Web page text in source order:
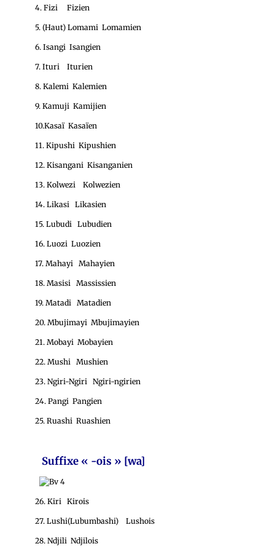
4. Fizi Fizien
5. (Haut) Lomami Lomamien
6. Isangi Isangien
7. Ituri Iturien
8. Kalemi Kalemien
9. Kamuji Kamijien
10.Kasaï Kasaïen
11. Kipushi Kipushien
12. Kisangani Kisanganien
13. Kolwezi Kolwezien
14. Likasi Likasien
15. Lubudi Lubudien
16. Luozi Luozien
17. Mahayi Mahayien
18. Masisi Massissien
19. Matadi Matadien
20. Mbujimayi Mbujimayien
21. Mobayi Mobayien
22. Mushi Mushien
23. Ngiri-Ngiri Ngiri-ngirien
24. Pangi Pangien
25. Ruashi Ruashien
Suffixe « -ois » [wa]
26. Kiri Kirois
27. Lushi(Lubumbashi) Lushois
28. Ndjili Ndjilois